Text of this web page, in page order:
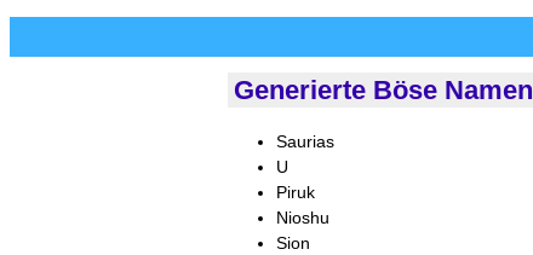
Generierte Böse Namen
Saurias
U
Piruk
Nioshu
Sion